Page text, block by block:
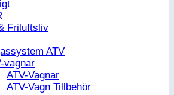
Friluftsliv
ATV
vagnar
ATV-Vagnar
ATV-Vagn Tillbehör